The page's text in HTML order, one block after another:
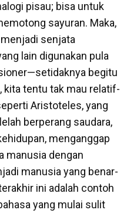
pisau; bisa untuk
sayuran. Maka,
senjata
lain digunakan pula
begitu
kita tentu tak mau relatif-
Aristoteles, yang
berperang saudara,
menganggap
manusia dengan
manusia yang benar-
ini adalah contoh
yang mulai sulit